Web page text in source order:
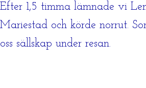
Efter 1,5 timma lämnade vi
Mariestad och körde norrut.
oss sällskap under resan.